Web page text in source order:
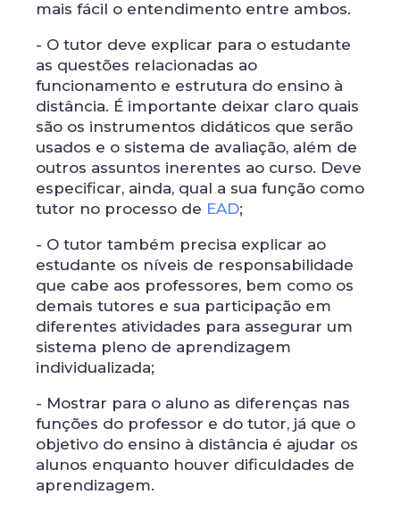
mais fácil o entendimento entre ambos.
- O tutor deve explicar para o estudante
as questões relacionadas ao
funcionamento e estrutura do ensino à
distância. É importante deixar claro quais
são os instrumentos didáticos que serão
usados e o sistema de avaliação, além de
outros assuntos inerentes ao curso. Deve
especificar, ainda, qual a sua função como
tutor no processo de EAD;
- O tutor também precisa explicar ao
estudante os níveis de responsabilidade
que cabe aos professores, bem como os
demais tutores e sua participação em
diferentes atividades para assegurar um
sistema pleno de aprendizagem
individualizada;
- Mostrar para o aluno as diferenças nas
funções do professor e do tutor, já que o
objetivo do ensino à distância é ajudar os
alunos enquanto houver dificuldades de
aprendizagem.